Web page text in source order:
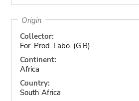
Origin
Collector:
For. Prod. Labo. (G.B)
Continent:
Africa
Country:
South Africa